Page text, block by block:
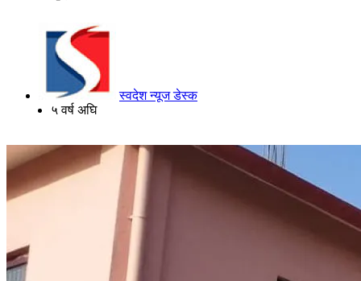
स्वदेश न्यूज डेस्क
५ वर्ष अघि